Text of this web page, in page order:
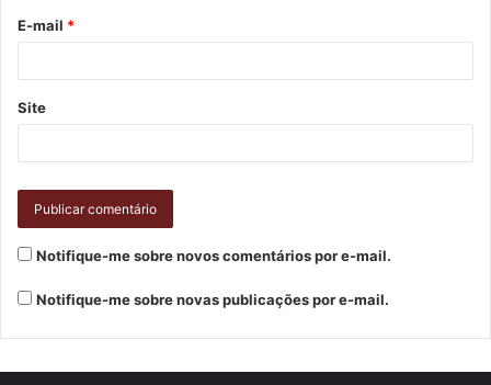
O terreno da Cohab onde deve ser construído o projeto
fica na Rua João Marquês da Silva, próximo à Rua Maria
Contorno Norte de Londrina. A visita técnica a ele foi
E-mail *
Site
Notifique-me sobre novos comentários por e-mail.
Notifique-me sobre novas publicações por e-mail.